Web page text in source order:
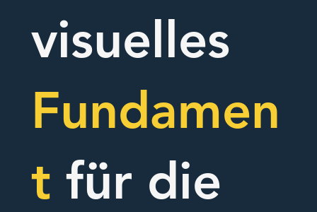
visuelles
Fundamen
t für die